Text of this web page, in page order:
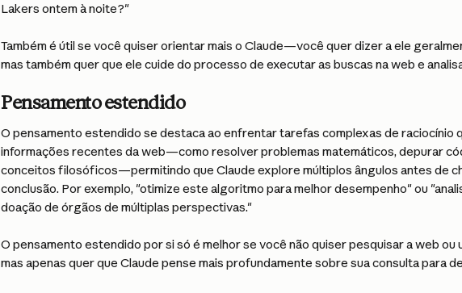
Lakers ontem à noite?"
Também é útil se você quiser orientar mais o Claude—você quer dizer a ele
mas também quer que ele cuide do processo de executar as buscas na web e
Pensamento estendido
O pensamento estendido se destaca ao enfrentar tarefas complexas de raciocínio
informações recentes da web—como resolver problemas matemáticos, depurar
conceitos filosóficos—permitindo que Claude explore múltiplos ângulos antes de
conclusão. Por exemplo, "otimize este algoritmo para melhor desempenho" ou
doação de órgãos de múltiplas perspectivas."
O pensamento estendido por si só é melhor se você não quiser pesquisar a web ou
mas apenas quer que Claude pense mais profundamente sobre sua consulta para